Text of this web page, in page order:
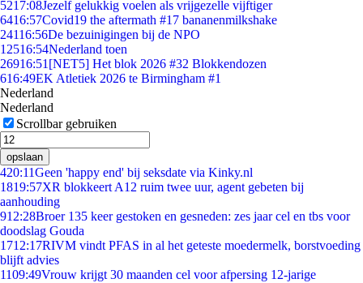
5217:08Jezelf gelukkig voelen als vrijgezelle vijftiger
6416:57Covid19 the aftermath #17 bananenmilkshake
24116:56De bezuinigingen bij de NPO
12516:54Nederland toen
26916:51 [NET5] Het blok 2026 #32 Blokkendozen
616:49EK Atletiek 2026 te Birmingham #1
Nederland
Nederland
Scrollbar gebruiken
opslaan
420:11Geen 'happy end' bij seksdate via Kinky.nl
1819:57XR blokkeert A12 ruim twee uur, agent gebeten bij
aanhouding
912:28Broer 135 keer gestoken en gesneden: zes jaar cel en tbs voor
doodslag Gouda
1712:17RIVM vindt PFAS in al het geteste moedermelk, borstvoeding
blijft advies
1109:49Vrouw krijgt 30 maanden cel voor afpersing 12-jarige